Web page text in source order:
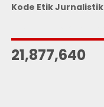
Kode Etik Jurnalistik
21,877,640